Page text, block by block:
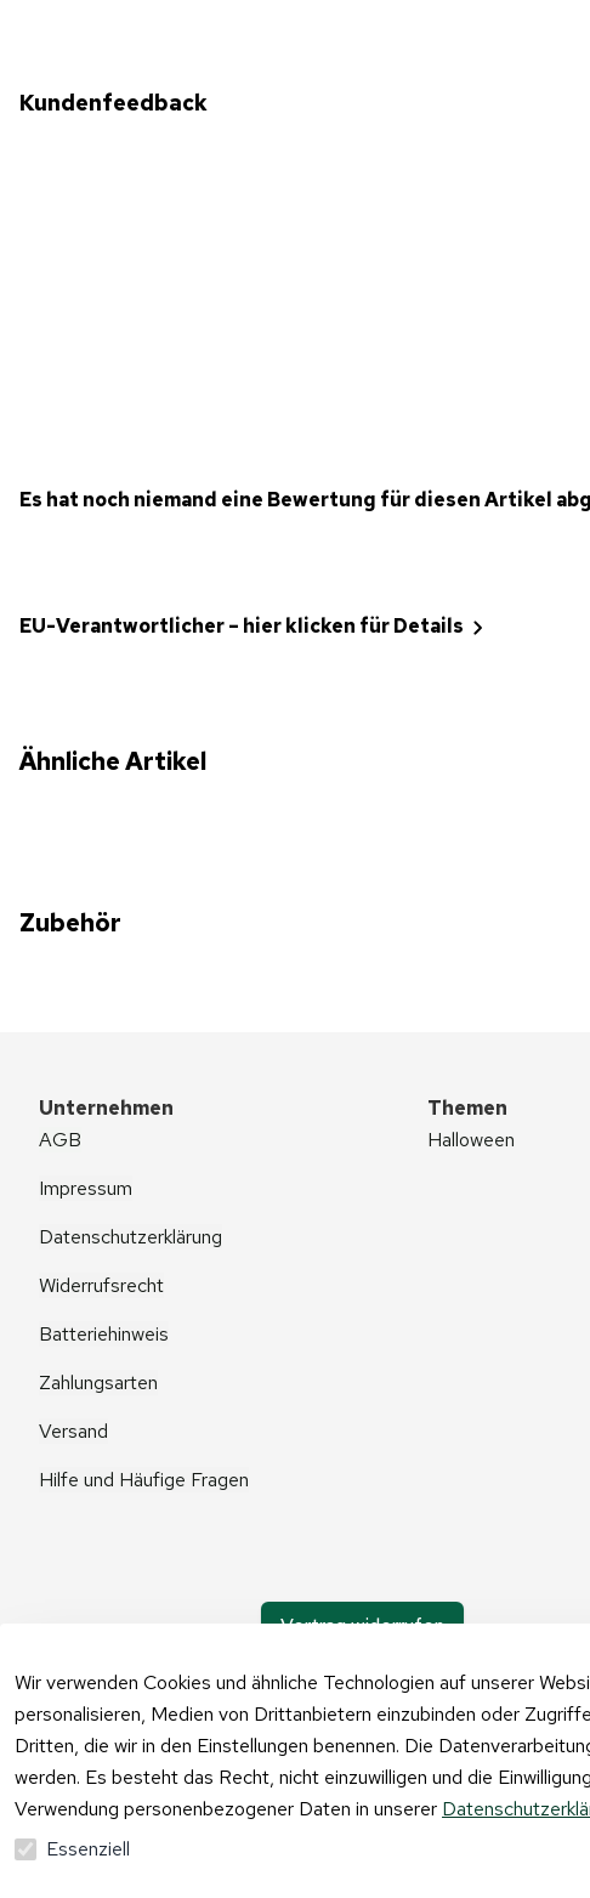
Kundenfeedback
Es hat noch niemand eine Bewertung für diesen Artikel
EU-Verantwortlicher – hier klicken für Details
Ähnliche Artikel
Zubehör
Wir verwenden Cookies und ähnliche Technologien auf unserer
personalisieren, Medien von Drittanbietern einzubinden oder
Dritten, die wir in den Einstellungen benennen. Die
werden. Es besteht das Recht, nicht einzuwilligen und die
Verwendung personenbezogener Daten in unserer
Essenziell
Unternehmen
AGB
Impressum
Datenschutzerklärung
Widerrufsrecht
Batteriehinweis
Zahlungsarten
Versand
Hilfe und Häufige Fragen
Themen
Halloween
Vertrag widerrufen